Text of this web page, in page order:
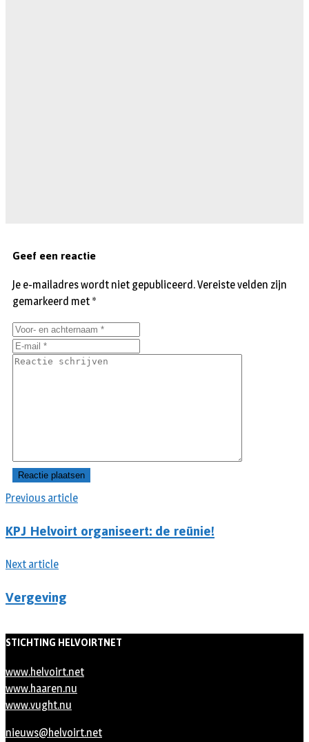
Previous article
KPJ Helvoirt organiseert: de reünie!
Next article
Vergeving
Geef een reactie
Je e-mailadres wordt niet gepubliceerd.Vereiste velden zijn
gemarkeerd met *
STICHTING HELVOIRTNET
www.helvoirt.net
www.haaren.nu
www.vught.nu
nieuws@helvoirt.net